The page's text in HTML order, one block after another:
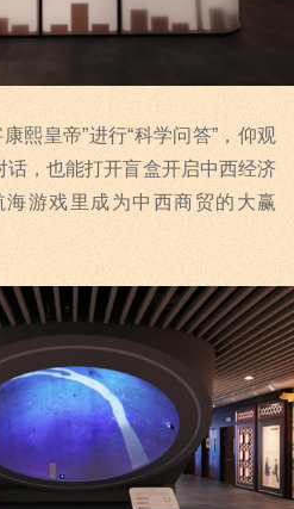
康熙皇帝”进行“科学问答”，仰观
话，也能打开盲盒开启中西经济
游戏里成为中西商贸的大赢